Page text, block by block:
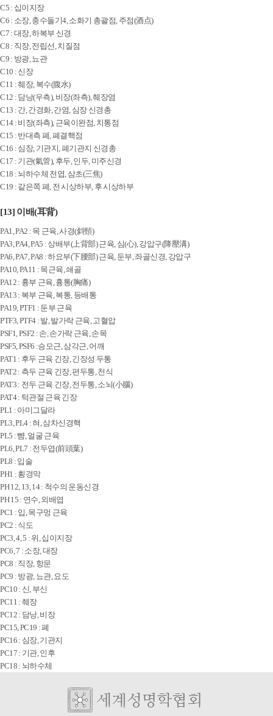
C5 : 십이지장
C6 : 소장, 충수돌기4, 소화기 총괄점, 주점(酒点)
C7 : 대장, 하복부 신경
C8 : 직장, 전립선, 치질점
C9 : 방광, 뇨관
C10 : 신장
C11 : 췌장, 복수(腹水)
C12 : 담낭(우측), 비장(좌측), 췌장염
C13 : 간, 간경화, 간염, 심장 신경총
C14 : 비장(좌측), 근육이완점, 치통점
C15 : 반대측 폐, 폐결핵점
C16 : 심장, 기관지, 폐기관지 신경총
C17 : 기관(氣管), 후두, 인두, 미주신경
C18 : 뇌하수체 전엽, 삼초(三焦)
C19 : 같은쪽 폐, 전 시상하부, 후 시상하부
[13] 이배(耳背)
PA1, PA2 : 목 근육, 사경(斜頸)
PA3, PA4, PA5 : 상배부(上背部) 근육, 심(心), 강압구(降壓溝)
PA6, PA7, PA8 : 하요부(下腰部) 근육, 둔부, 좌골신경, 강압구
PA10, PA11 : 목근육, 쇄골
PA12 : 흉부 근육, 흉통(胸痛)
PA13 : 복부 근육, 복통, 등배통
PA19, PTF1 : 둔부 근육
PTF3, PTF4 : 발, 발가락 근육, 고혈압
PSF1, PSF2 : 손, 손가락 근육, 손목
PSF5, PSF6 :승모근, 삼각근, 어깨
PAT1 : 후두 근육 긴장, 긴장성 두통
PAT2 : 측두 근육 긴장, 편두통, 천식
PAT3 : 전두 근육 긴장, 전두통, 소뇌(小腦)
PAT4 : 턱관절 근육 긴장
PL1 : 아미그달라
PL3, PL4 : 혀, 삼차신경핵
PL5 : 뺨, 얼굴 근육
PL6, PL7 : 전두엽(前頭葉)
PL8 : 입술
PH1 : 횡경막
PH 12, 13, 14 : 척수의 운동신경
PH 15 : 연수, 외배엽
PC1 : 입, 목구멍 근육
PC2 : 식도
PC3, 4, 5 : 위, 십이지장
PC6, 7 : 소장, 대장
PC8 : 직장, 항문
PC9 : 방광, 뇨관, 요도
PC10 : 신, 부신
PC11 : 췌장
PC12 : 담낭, 비장
PC15, PC19 : 폐
PC16 : 심장, 기관지
PC17 : 기관, 인후
PC18 : 뇌하수체